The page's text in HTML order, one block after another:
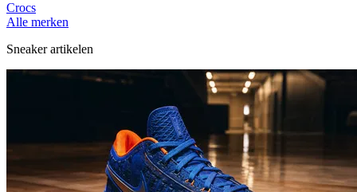
Crocs
Alle merken
Sneaker artikelen